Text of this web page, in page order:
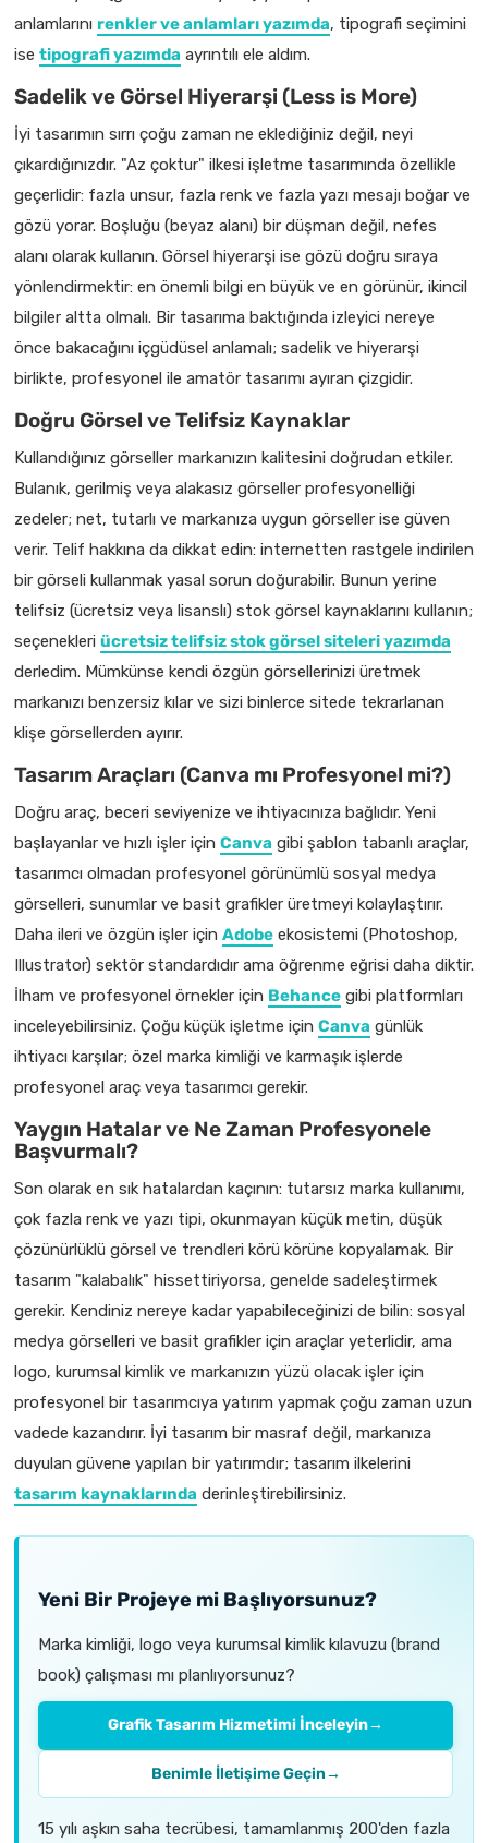
anlamlarını renkler ve anlamları yazımda, tipografi seçimini
ise tipografi yazımda ayrıntılı ele aldım.
Sadelik ve Görsel Hiyerarşi (Less is More)
İyi tasarımın sırrı çoğu zaman ne eklediğiniz değil, neyi
çıkardığınızdır. "Az çoktur" ilkesi işletme tasarımında özellikle
geçerlidir: fazla unsur, fazla renk ve fazla yazı mesajı boğar ve
gözü yorar. Boşluğu (beyaz alanı) bir düşman değil, nefes
alanı olarak kullanın. Görsel hiyerarşi ise gözü doğru sıraya
yönlendirmektir: en önemli bilgi en büyük ve en görünür, ikincil
bilgiler altta olmalı. Bir tasarıma baktığında izleyici nereye
önce bakacağını içgüdüsel anlamalı; sadelik ve hiyerarşi
birlikte, profesyonel ile amatör tasarımı ayıran çizgidir.
Doğru Görsel ve Telifsiz Kaynaklar
Kullandığınız görseller markanızın kalitesini doğrudan etkiler.
Bulanık, gerilmiş veya alakasız görseller profesyonelliği
zedeler; net, tutarlı ve markanıza uygun görseller ise güven
verir. Telif hakkına da dikkat edin: internetten rastgele indirilen
bir görseli kullanmak yasal sorun doğurabilir. Bunun yerine
telifsiz (ücretsiz veya lisanslı) stok görsel kaynaklarını kullanın;
seçenekleri ücretsiz telifsiz stok görsel siteleri yazımda
derledim. Mümkünse kendi özgün görsellerinizi üretmek
markanızı benzersiz kılar ve sizi binlerce sitede tekrarlanan
klişe görsellerden ayırır.
Tasarım Araçları (Canva mı Profesyonel mi?)
Doğru araç, beceri seviyenize ve ihtiyacınıza bağlıdır. Yeni
başlayanlar ve hızlı işler için Canva gibi şablon tabanlı araçlar,
tasarımcı olmadan profesyonel görünümlü sosyal medya
görselleri, sunumlar ve basit grafikler üretmeyi kolaylaştırır.
Daha ileri ve özgün işler için Adobe ekosistemi (Photoshop,
Illustrator) sektör standardıdır ama öğrenme eğrisi daha diktir.
İlham ve profesyonel örnekler için Behance gibi platformları
inceleyebilirsiniz. Çoğu küçük işletme için Canva günlük
ihtiyacı karşılar; özel marka kimliği ve karmaşık işlerde
profesyonel araç veya tasarımcı gerekir.
Yaygın Hatalar ve Ne Zaman Profesyonele
Başvurmalı?
Son olarak en sık hatalardan kaçının: tutarsız marka kullanımı,
çok fazla renk ve yazı tipi, okunmayan küçük metin, düşük
çözünürlüklü görsel ve trendleri körü körüne kopyalamak. Bir
tasarım "kalabalık" hissettiriyorsa, genelde sadeleştirmek
gerekir. Kendiniz nereye kadar yapabileceğinizi de bilin: sosyal
medya görselleri ve basit grafikler için araçlar yeterlidir, ama
logo, kurumsal kimlik ve markanızın yüzü olacak işler için
profesyonel bir tasarımcıya yatırım yapmak çoğu zaman uzun
vadede kazandırır. İyi tasarım bir masraf değil, markanıza
duyulan güvene yapılan bir yatırımdır; tasarım ilkelerini
tasarım kaynaklarında derinleştirebilirsiniz.
Yeni Bir Projeye mi Başlıyorsunuz?
Marka kimliği, logo veya kurumsal kimlik kılavuzu (brand
book) çalışması mı planlıyorsunuz?
Grafik Tasarım Hizmetimi İnceleyin→
Benimle İletişime Geçin→
15 yılı aşkın saha tecrübesi, tamamlanmış 200'den fazla